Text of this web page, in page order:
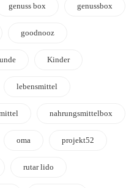
genuss box genussbox
goodnooz
Kinder
lebensmittel
nahrungsmittelbox
oma projekt52
rutar lido